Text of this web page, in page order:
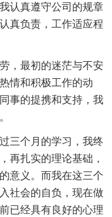
认真遵守公司的规章
真负责，工作适应程
，最初的迷茫与不安
情和积极工作的动
事的提携和支持，我
三个月的学习，我终
再扎实的理论基础，
意义。而我在这三个
社会的自负，现在做
已经具有良好的心理